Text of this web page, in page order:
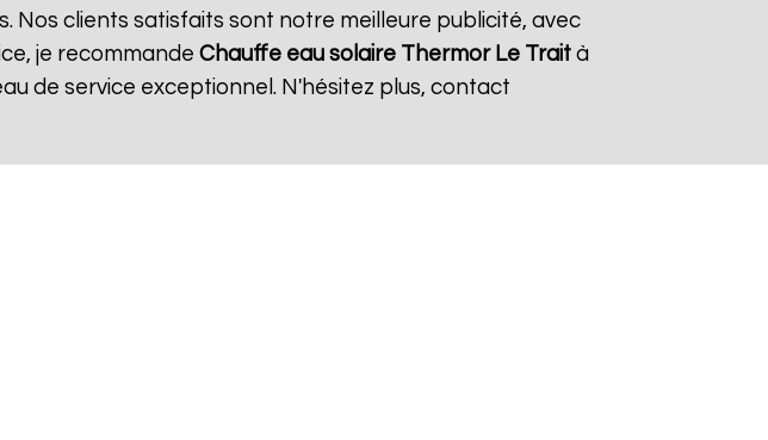
Nos clients satisfaits sont notre meilleure publicité, avec
je recommande Chauffe eau solaire Thermor Le Trait à
de service exceptionnel. N'hésitez plus, contact